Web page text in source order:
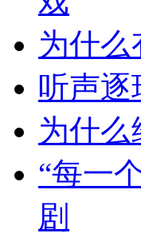
为什
听声
为什
“每一
剧